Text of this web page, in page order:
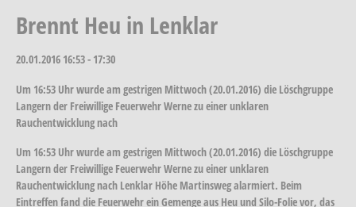
Brennt Heu in Lenklar
20.01.2016 16:53 - 17:30
Um 16:53 Uhr wurde am gestrigen Mittwoch (20.01.2016) die Löschgruppe
Langern der Freiwillige Feuerwehr Werne zu einer unklaren
Rauchentwicklung nach
Um 16:53 Uhr wurde am gestrigen Mittwoch (20.01.2016) die Löschgruppe
Langern der Freiwillige Feuerwehr Werne zu einer unklaren
Rauchentwicklung nach Lenklar Höhe Martinsweg alarmiert. Beim
Eintreffen fand die Feuerwehr ein Gemenge aus Heu und Silo-Folie vor, das